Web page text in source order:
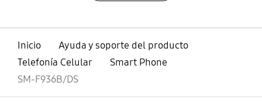
Inicio
Ayuda y soporte del producto
Telefonía Celular
Smart Phone
SM-F936B/DS